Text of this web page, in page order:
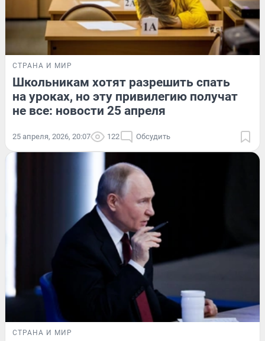
СТРАНА И МИР
Школьникам хотят разрешить спать
на уроках, но эту привилегию получат
не все: новости 25 апреля
25 апреля, 2026, 20:07 122 Обсудить
СТРАНА И МИР